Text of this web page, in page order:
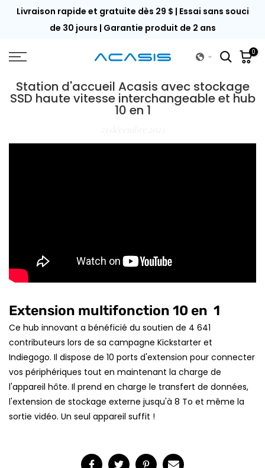
Passer
Livraison rapide et gratuite dès 29 $ | Essai sans souci
de 30 jours | Garantie produit de 2 ans
0
Station d'accueil Acasis avec stockage
SSD haute vitesse interchangeable et hub
10 en 1
Extension multifonction 10 en 1
Ce hub innovant a bénéficié du soutien de 4 641
contributeurs lors de sa campagne Kickstarter et
Indiegogo. Il dispose de 10 ports d'extension pour connecter
vos périphériques tout en maintenant la charge de
l'appareil hôte. Il prend en charge le transfert de données,
l'extension de stockage externe jusqu'à 8 To et même la
sortie vidéo. Un seul appareil suffit !